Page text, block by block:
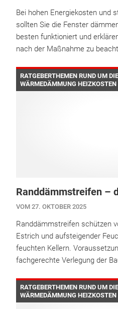
Bei hohen Energiekosten und
sollten Sie die Fenster
besten funktioniert und
nach der Maßnahme zu
RATGEBERTHEMEN RUND UM
WÄRMEDÄMMUNG HEIZKOSTEN
Randdämmstreifen –
VOM 27. OKTOBER 2025
Randdämmstreifen schützen
Estrich und aufsteigender
feuchten Kellern.
fachgerechte Verlegung der
RATGEBERTHEMEN RUND UM
WÄRMEDÄMMUNG HEIZKOSTEN